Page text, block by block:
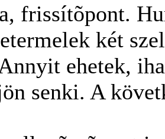
frissítõpont.
két
ehetek,
senki. A